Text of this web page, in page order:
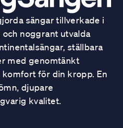
sängar tillverkade i
noggrant utvalda
ställbara
med genomtänkt
för din kropp. En
djupare
kvalitet.